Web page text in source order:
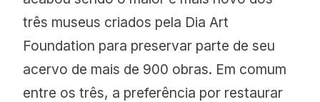
três museus criados pela Dia Art
Foundation para preservar parte de seu
acervo de mais de 900 obras. Em comum
entre os três, a preferência por restaurar